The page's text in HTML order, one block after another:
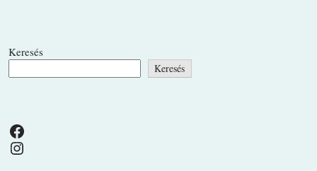
Keresés
Keresés
Facebook
Instagram